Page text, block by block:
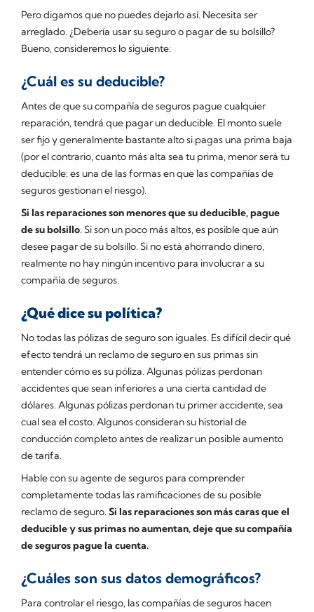
Pero digamos que no puedes dejarlo así. Necesita ser
arreglado. ¿Debería usar su seguro o pagar de su bolsillo?
Bueno, consideremos lo siguiente:
¿Cuál es su deducible?
Antes de que su compañía de seguros pague cualquier
reparación, tendrá que pagar un deducible. El monto suele
ser fijo y generalmente bastante alto si pagas una prima baja
(por el contrario, cuanto más alta sea tu prima, menor será tu
deducible: es una de las formas en que las compañías de
seguros gestionan el riesgo).
Si las reparaciones son menores que su deducible, pague
de su bolsillo. Si son un poco más altos, es posible que aún
desee pagar de su bolsillo. Si no está ahorrando dinero,
realmente no hay ningún incentivo para involucrar a su
compañía de seguros.
¿Qué dice su política?
No todas las pólizas de seguro son iguales. Es difícil decir qué
efecto tendrá un reclamo de seguro en sus primas sin
entender cómo es su póliza. Algunas pólizas perdonan
accidentes que sean inferiores a una cierta cantidad de
dólares. Algunas pólizas perdonan tu primer accidente, sea
cual sea el costo. Algunos consideran su historial de
conducción completo antes de realizar un posible aumento
de tarifa.
Hable con su agente de seguros para comprender
completamente todas las ramificaciones de su posible
reclamo de seguro.Si las reparaciones son más caras que el
deducible y sus primas no aumentan, deje que su compañía
de seguros pague la cuenta.
¿Cuáles son sus datos demográficos?
Para controlar el riesgo, las compañías de seguros hacen